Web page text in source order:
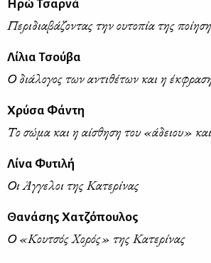
Ηρώ Τσαρνά
Περιδιαβάζοντας την ουτοπία της
Λίλια Τσούβα
Ο διάλογος των αντιθέτων και η
Χρύσα Φάντη
Το σώμα και η αίσθηση του «άδειου»
Λίνα Φυτιλή
Οι Άγγελοι της Κατερίνας
Θανάσης Χατζόπουλος
Ο «Κουτσός Χορός» της Κατερίνας